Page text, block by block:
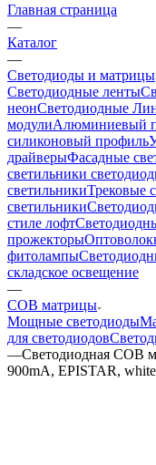
Главная страница
—
Каталог
—
Светодиоды и матрицы
Светодиодные ленты
неонСветодиодные
модулиАлюминиевый
силиконовый профиль
драйверыФасадные
светильники
светильникиТрековые
светильники
стиле лофт
прожекторы
фитолампы
складское освещение
—
COB матрицы
Мощные светодиоды
для светодиодов
—Светодиодная COB
900mA, EPISTAR,